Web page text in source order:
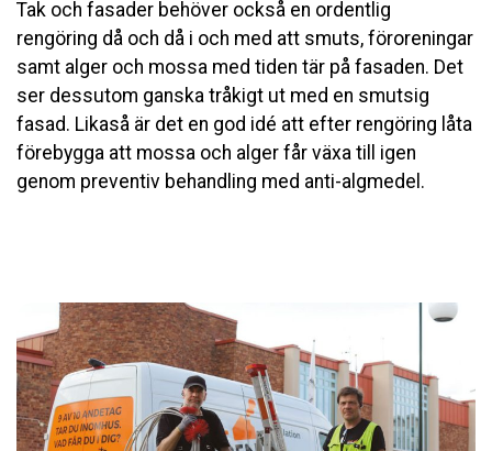
Tak och fasader behöver också en ordentlig
rengöring då och då i och med att smuts, föroreningar
samt alger och mossa med tiden tär på fasaden. Det
ser dessutom ganska tråkigt ut med en smutsig
fasad. Likaså är det en god idé att efter rengöring låta
förebygga att mossa och alger får växa till igen
genom preventiv behandling med anti-algmedel.